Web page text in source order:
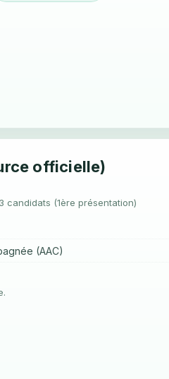
officielle)
candidats (1ère présentation)
(AAC)